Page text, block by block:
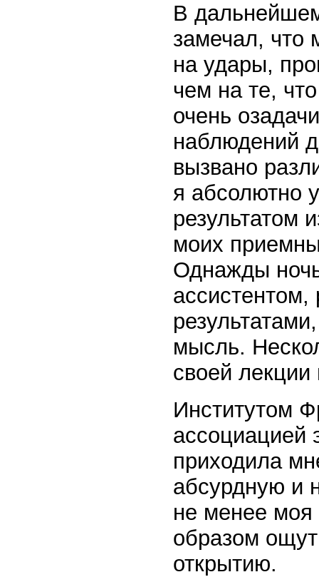
В
замечал, что
на удары,
чем на те,
очень
наблюдений
вызвано
я абсолютно
результатом
моих
Однажды
мысль.
своей лекции
Институтом
ассоциацией
приходила
абсурдную и
не менее моя
образом
открытию.